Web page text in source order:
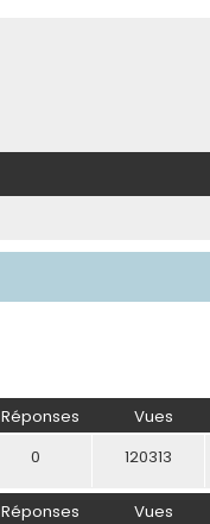
Réponses Vues
0 120313
Réponses Vues